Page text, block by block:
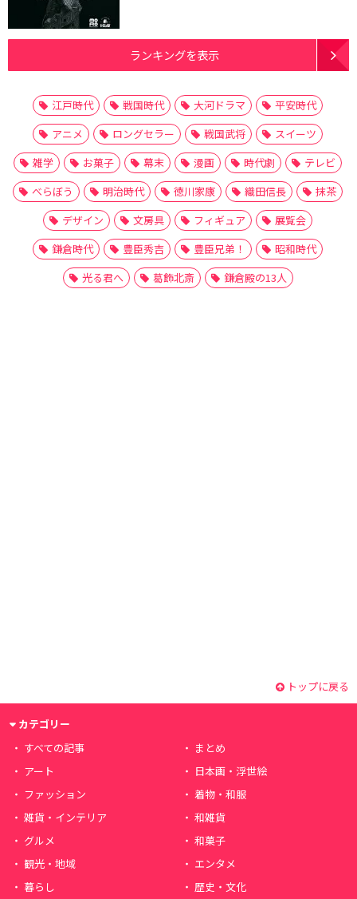
ランキングを表示
江戸時代 戦国時代 大河ドラマ
平安時代
アニメ
ロングセラー 戦国武将
スイーツ
雑学
お菓子 幕末 漫画 時代劇
テレビ
べらぼう
明治時代 徳川家康 織田信長
抹茶
デザイン
文房具 フィギュア
展覧会
鎌倉時代
豊臣秀吉 豊臣兄弟！
昭和時代
光る君へ
葛飾北斎 鎌倉殿の13人
トップに戻る
カテゴリー
すべての記事
まとめ
アート
日本画・浮世絵
ファッション
着物・和服
雑貨・インテリア
和雑貨
グルメ
和菓子
観光・地域
エンタメ
暮らし
歴史・文化